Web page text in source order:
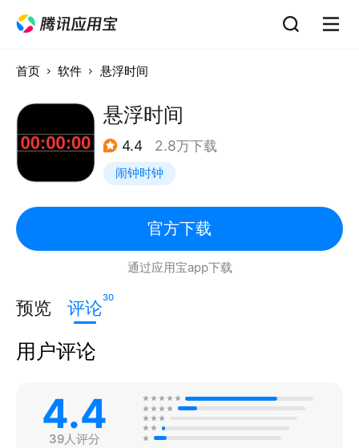
首页 软件 悬浮时间
悬浮时间
4.4 2.8万下载
闹钟时钟
官方下载
通过应用宝app下载
预览 评论30
用户评论
4.4
39人评分